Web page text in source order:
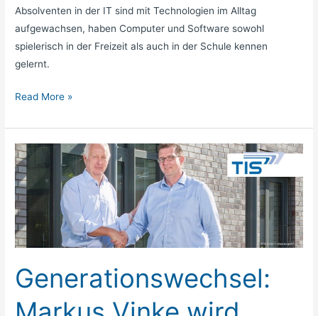
Absolventen in der IT sind mit Technologien im Alltag
aufgewachsen, haben Computer und Software sowohl
spielerisch in der Freizeit als auch in der Schule kennen
gelernt.
Read More »
Generationswechsel:
Generationswechsel:
Markus
Vinke
wird
neuer
Geschäftsführer
TIS